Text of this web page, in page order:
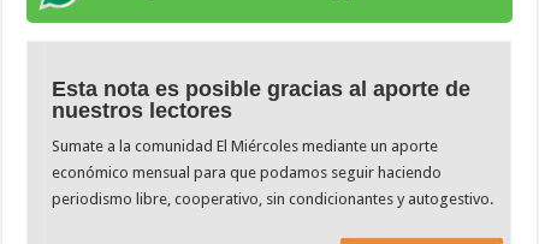
Esta nota es posible gracias al aporte de
nuestros lectores
Sumate a la comunidad El Miércoles mediante un aporte
económico mensual para que podamos seguir haciendo
periodismo libre, cooperativo, sin condicionantes y autogestivo.